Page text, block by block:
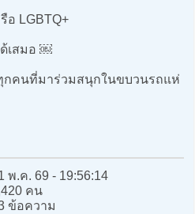
อ LGBTQ+
เสมอ ￼
นที่มาร่วมสนุกในขบวนรถแห่
พ.ค. 69 - 19:56:14
คน
ข้อความ